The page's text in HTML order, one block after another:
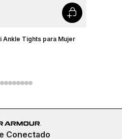
Ankle Tights para Mujer
Conectado